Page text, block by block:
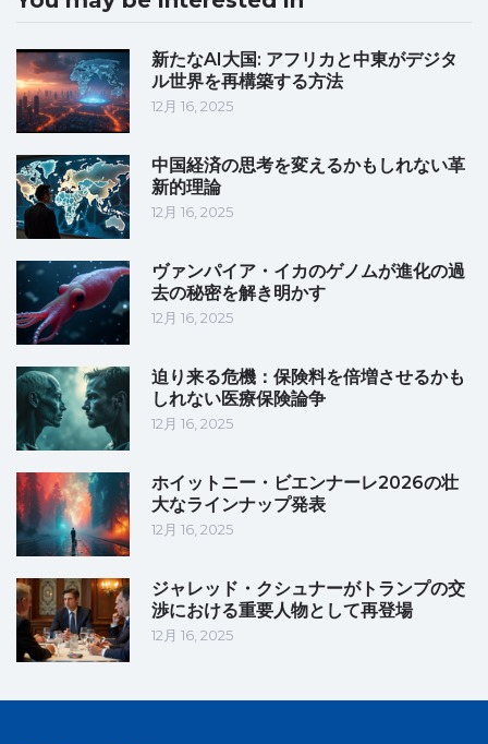
新たなAI大国: アフリカと中東がデジタ
ル世界を再構築する方法
12月 16, 2025
中国経済の思考を変えるかもしれない革
新的理論
12月 16, 2025
ヴァンパイア・イカのゲノムが進化の過
去の秘密を解き明かす
12月 16, 2025
迫り来る危機：保険料を倍増させるかも
しれない医療保険論争
12月 16, 2025
ホイットニー・ビエンナーレ2026の壮
大なラインナップ発表
12月 16, 2025
ジャレッド・クシュナーがトランプの交
渉における重要人物として再登場
12月 16, 2025